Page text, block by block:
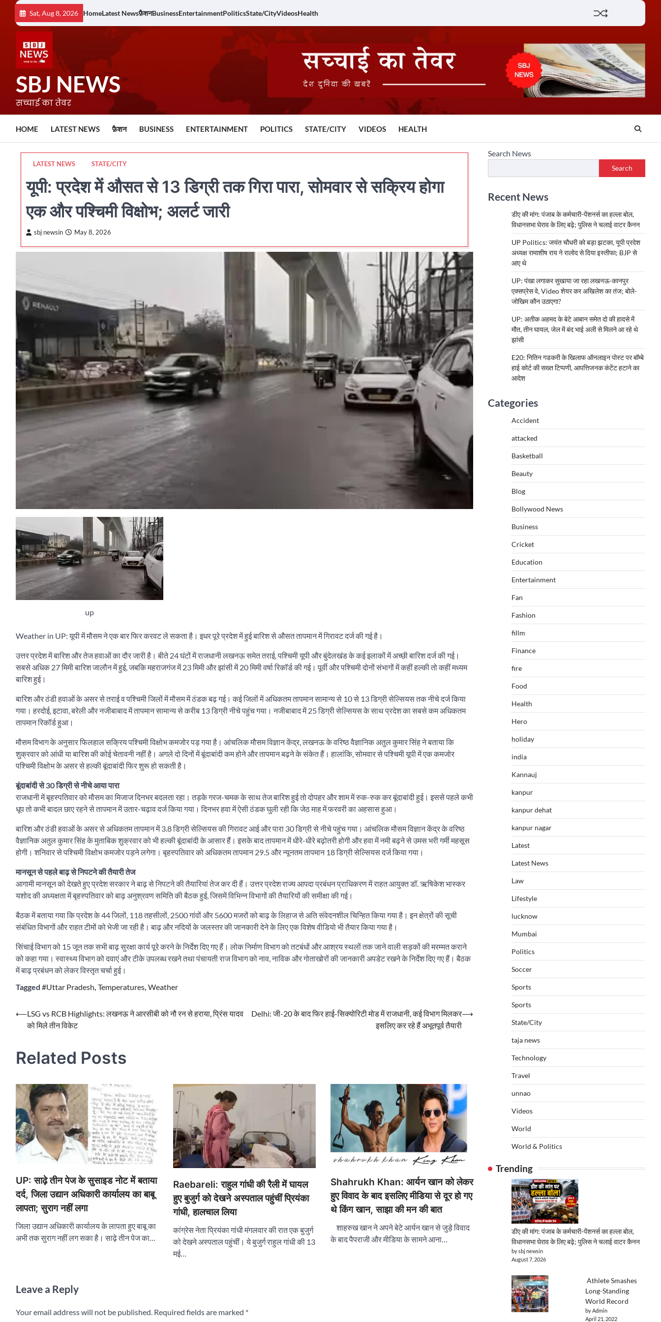
content
Sat, Aug 8, 2026 HomeLatest Newsफ़ैशनBusinessEntertainmentPoliticsState/CityVideosHealth
SBJ NEWS
सच्चाई का तेवर
HOME LATEST NEWS फ़ैशन BUSINESS ENTERTAINMENT POLITICS STATE/CITY VIDEOS HEALTH
LATEST NEWS STATE/CITY
यूपी: प्रदेश में औसत से 13 डिग्री तक गिरा पारा, सोमवार से सक्रिय होगा
एक और पश्चिमी विक्षोभ; अलर्ट जारी
sbj newsin May 8, 2026
up
Weather in UP: यूपी में मौसम ने एक बार फिर करवट ले सकता है। इधर पूरे प्रदेश में हुई बारिश से औसत तापमान में गिरावट दर्ज की गई है।
उत्तर प्रदेश में बारिश और तेज हवाओं का दौर जारी है। बीते 24 घंटों में राजधानी लखनऊ समेत तराई, पश्चिमी यूपी और बुंदेलखंड के कई इलाकों में अच्छी बारिश दर्ज की गई।
सबसे अधिक 27 मिमी बारिश जालौन में हुई, जबकि महराजगंज में 23 मिमी और झांसी में 20 मिमी वर्षा रिकॉर्ड की गई। पूर्वी और पश्चिमी दोनों संभागों में कहीं हल्की तो कहीं मध्यम
बारिश हुई।
बारिश और ठंडी हवाओं के असर से तराई व पश्चिमी जिलों में मौसम में ठंडक बढ़ गई। कई जिलों में अधिकतम तापमान सामान्य से 10 से 13 डिग्री सेल्सियस तक नीचे दर्ज किया
गया। हरदोई, इटावा, बरेली और नजीबाबाद में तापमान सामान्य से करीब 13 डिग्री नीचे पहुंच गया। नजीबाबाद में 25 डिग्री सेल्सियस के साथ प्रदेश का सबसे कम अधिकतम
तापमान रिकॉर्ड हुआ।
मौसम विभाग के अनुसार फिलहाल सक्रिय पश्चिमी विक्षोभ कमजोर पड़ गया है। आंचलिक मौसम विज्ञान केंद्र, लखनऊ के वरिष्ठ वैज्ञानिक अतुल कुमार सिंह ने बताया कि
शुक्रवार को आंधी या बारिश की कोई चेतावनी नहीं है। अगले दो दिनों में बूंदाबांदी कम होने और तापमान बढ़ने के संकेत हैं। हालांकि, सोमवार से पश्चिमी यूपी में एक कमजोर
पश्चिमी विक्षोभ के असर से हल्की बूंदाबांदी फिर शुरू हो सकती है।
बूंदाबांदी से 30 डिग्री से नीचे आया पारा
राजधानी में बृहस्पतिवार को मौसम का मिजाज दिनभर बदलता रहा। तड़के गरज-चमक के साथ तेज बारिश हुई तो दोपहर और शाम में रुक-रुक कर बूंदाबांदी हुई। इससे पहले कभी
धूप तो कभी बादल छाए रहने से तापमान में उतार-चढ़ाव दर्ज किया गया। दिनभर हवा में ऐसी ठंडक घुली रही कि जेठ माह में फरवरी का अहसास हुआ।
बारिश और ठंडी हवाओं के असर से अधिकतम तापमान में 3.8 डिग्री सेल्सियस की गिरावट आई और पारा 30 डिग्री से नीचे पहुंच गया। आंचलिक मौसम विज्ञान केंद्र के वरिष्ठ
वैज्ञानिक अतुल कुमार सिंह के मुताबिक शुक्रवार को भी हल्की बूंदाबांदी के आसार हैं। इसके बाद तापमान में धीरे-धीरे बढ़ोतरी होगी और हवा में नमी बढ़ने से उमस भरी गर्मी महसूस
होगी। शनिवार से पश्चिमी विक्षोभ कमजोर पड़ने लगेगा। बृहस्पतिवार को अधिकतम तापमान 29.5 और न्यूनतम तापमान 18 डिग्री सेल्सियस दर्ज किया गया।
मानसून से पहले बाढ़ से निपटने की तैयारी तेज
आगामी मानसून को देखते हुए प्रदेश सरकार ने बाढ़ से निपटने की तैयारियां तेज कर दी हैं। उत्तर प्रदेश राज्य आपदा प्रबंधन प्राधिकरण में राहत आयुक्त डॉ. ऋषिकेश भास्कर
यशोद की अध्यक्षता में बृहस्पतिवार को बाढ़ अनुश्रवण समिति की बैठक हुई, जिसमें विभिन्न विभागों की तैयारियों की समीक्षा की गई।
बैठक में बताया गया कि प्रदेश के 44 जिलों, 118 तहसीलों, 2500 गांवों और 5600 मजरों को बाढ़ के लिहाज से अति संवेदनशील चिन्हित किया गया है। इन क्षेत्रों की सूची
संबंधित विभागों और राहत टीमों को भेजी जा रही है। बाढ़ और नदियों के जलस्तर की जानकारी देने के लिए एक विशेष वीडियो भी तैयार किया गया है।
सिंचाई विभाग को 15 जून तक सभी बाढ़ सुरक्षा कार्य पूरे करने के निर्देश दिए गए हैं। लोक निर्माण विभाग को तटबंधों और आश्रय स्थलों तक जाने वाली सड़कों की मरम्मत कराने
को कहा गया। स्वास्थ्य विभाग को दवाएं और टीके उपलब्ध रखने तथा पंचायती राज विभाग को नाव, नाविक और गोताखोरों की जानकारी अपडेट रखने के निर्देश दिए गए हैं। बैठक
में बाढ़ प्रबंधन को लेकर विस्तृत चर्चा हुई।
Tagged #Uttar Pradesh Temperatures Weather
Post
navigation
⟵LSG vs RCB Highlights: लखनऊ ने आरसीबी को नौ रन से हराया, प्रिंस यादव
को मिले तीन विकेट
Delhi: जी-20 के बाद फिर हाई-सिक्योरिटी मोड में राजधानी, कई विभाग मिलकर
इसलिए कर रहे हैं अभूतपूर्व तैयारी
⟶
Related Posts
UP: साढ़े तीन पेज के सुसाइड नोट में बताया
दर्द, जिला उद्यान अधिकारी कार्यालय का बाबू
लापता; सुराग नहीं लगा
जिला उद्यान अधिकारी कार्यालय के लापता हुए बाबू का
अभी तक सुराग नहीं लग सका है। साढ़े तीन पेज का…
Raebareli: राहुल गांधी की रैली में घायल
हुए बुजुर्ग को देखने अस्पताल पहुंचीं प्रियंका
गांधी, हालचाल लिया
कांग्रेस नेता प्रियंका गांधी मंगलवार की रात एक बुजुर्ग
को देखने अस्पताल पहुंचीं। ये बुजुर्ग राहुल गांधी की 13
मई…
Shahrukh Khan: आर्यन खान को लेकर
हुए विवाद के बाद इसलिए मीडिया से दूर हो गए
थे किंग खान, साझा की मन की बात
शाहरुख खान ने अपने बेटे आर्यन खान से जुड़े विवाद
के बाद पैपराजी और मीडिया के सामने आना…
Leave a Reply
Your email address will not be published. Required fields are marked *
Search News
Search
Recent News
डीए की मांग: पंजाब के कर्मचारी-पेंशनर्स का हल्ला बोल,
विधानसभा घेराव के लिए बढ़े; पुलिस ने चलाई वाटर कैनन
UP Politics: जयंत चौधरी को बड़ा झटका, यूपी प्रदेश
अध्यक्ष रामाशीष राय ने रालोद से दिया इस्तीफा; BJP से
आए थे
UP: पंखा लगाकर सुखाया जा रहा लखनऊ-कानपुर
एक्सप्रेस वे, Video शेयर कर अखिलेश का तंज; बोले-
जोखिम कौन उठाएगा?
UP: अतीक अहमद के बेटे आबान समेत दो की हादसे में
मौत, तीन घायल, जेल में बंद भाई अली से मिलने आ रहे थे
झांसी
E20: नितिन गडकरी के खिलाफ ऑनलाइन पोस्ट पर बॉम्बे
हाई कोर्ट की सख्त टिप्पणी, आपत्तिजनक कंटेंट हटाने का
आदेश
Categories
Accident
attacked
Basketball
Beauty
Blog
Bollywood News
Business
Cricket
Education
Entertainment
Fan
Fashion
fillm
Finance
fire
Food
Health
Hero
holiday
india
Kannauj
kanpur
kanpur dehat
kanpur nagar
Latest
Latest News
Law
Lifestyle
lucknow
Mumbai
Politics
Soccer
Sports
Sports
State/City
taja news
Technology
Travel
unnao
Videos
World
World & Politics
Trending
डीए की मांग: पंजाब के कर्मचारी-पेंशनर्स का हल्ला बोल,
विधानसभा घेराव के लिए बढ़े; पुलिस ने चलाई वाटर कैनन
by sbj newsin
August 7, 2026
Athlete Smashes
Long-Standing
World Record
by Admin
April 21, 2022